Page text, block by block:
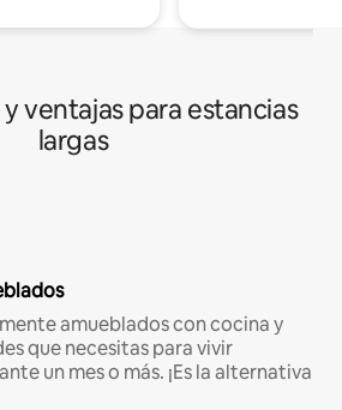
ventajas para estancias
largas
amueblados con cocina y
que necesitas para vivir
un mes o más. ¡Es la alternativa